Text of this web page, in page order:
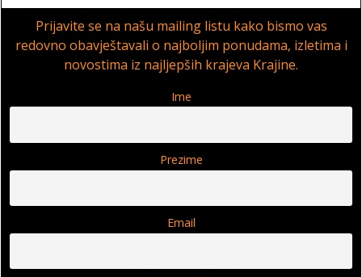
Prijavite se na našu mailing listu kako bismo vas
redovno obavještavali o najboljim ponudama, izletima i
novostima iz najljepših krajeva Krajine.
Ime
Prezime
Email